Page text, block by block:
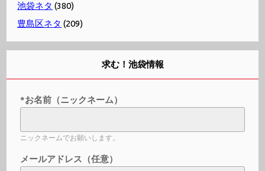
池袋ネタ (380)
豊島区ネタ (209)
求む！池袋情報
*お名前（ニックネーム）
ニックネームでお願いします。
メールアドレス（任意）